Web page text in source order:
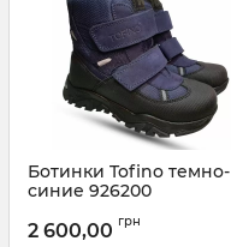
Ботинки Tofino темно-
синие 926200
2 600,00 грн